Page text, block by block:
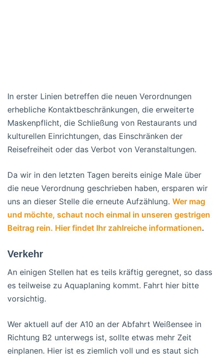
In erster Linien betreffen die neuen Verordnungen
erhebliche Kontaktbeschränkungen, die erweiterte
Maskenpflicht, die Schließung von Restaurants und
kulturellen Einrichtungen, das Einschränken der
Reisefreiheit oder das Verbot von Veranstaltungen.
Da wir in den letzten Tagen bereits einige Male über
die neue Verordnung geschrieben haben, ersparen wir
uns an dieser Stelle die erneute Aufzählung. Wer mag
und möchte, schaut noch einmal in unseren gestrigen
Beitrag rein. Hier findet Ihr zahlreiche informationen.
Verkehr
An einigen Stellen hat es teils kräftig geregnet, so dass
es teilweise zu Aquaplaning kommt. Fahrt hier bitte
vorsichtig.
Wer aktuell auf der A10 an der Abfahrt Weißensee in
Richtung B2 unterwegs ist, sollte etwas mehr Zeit
einplanen. Hier ist es ziemlich voll und es staut sich